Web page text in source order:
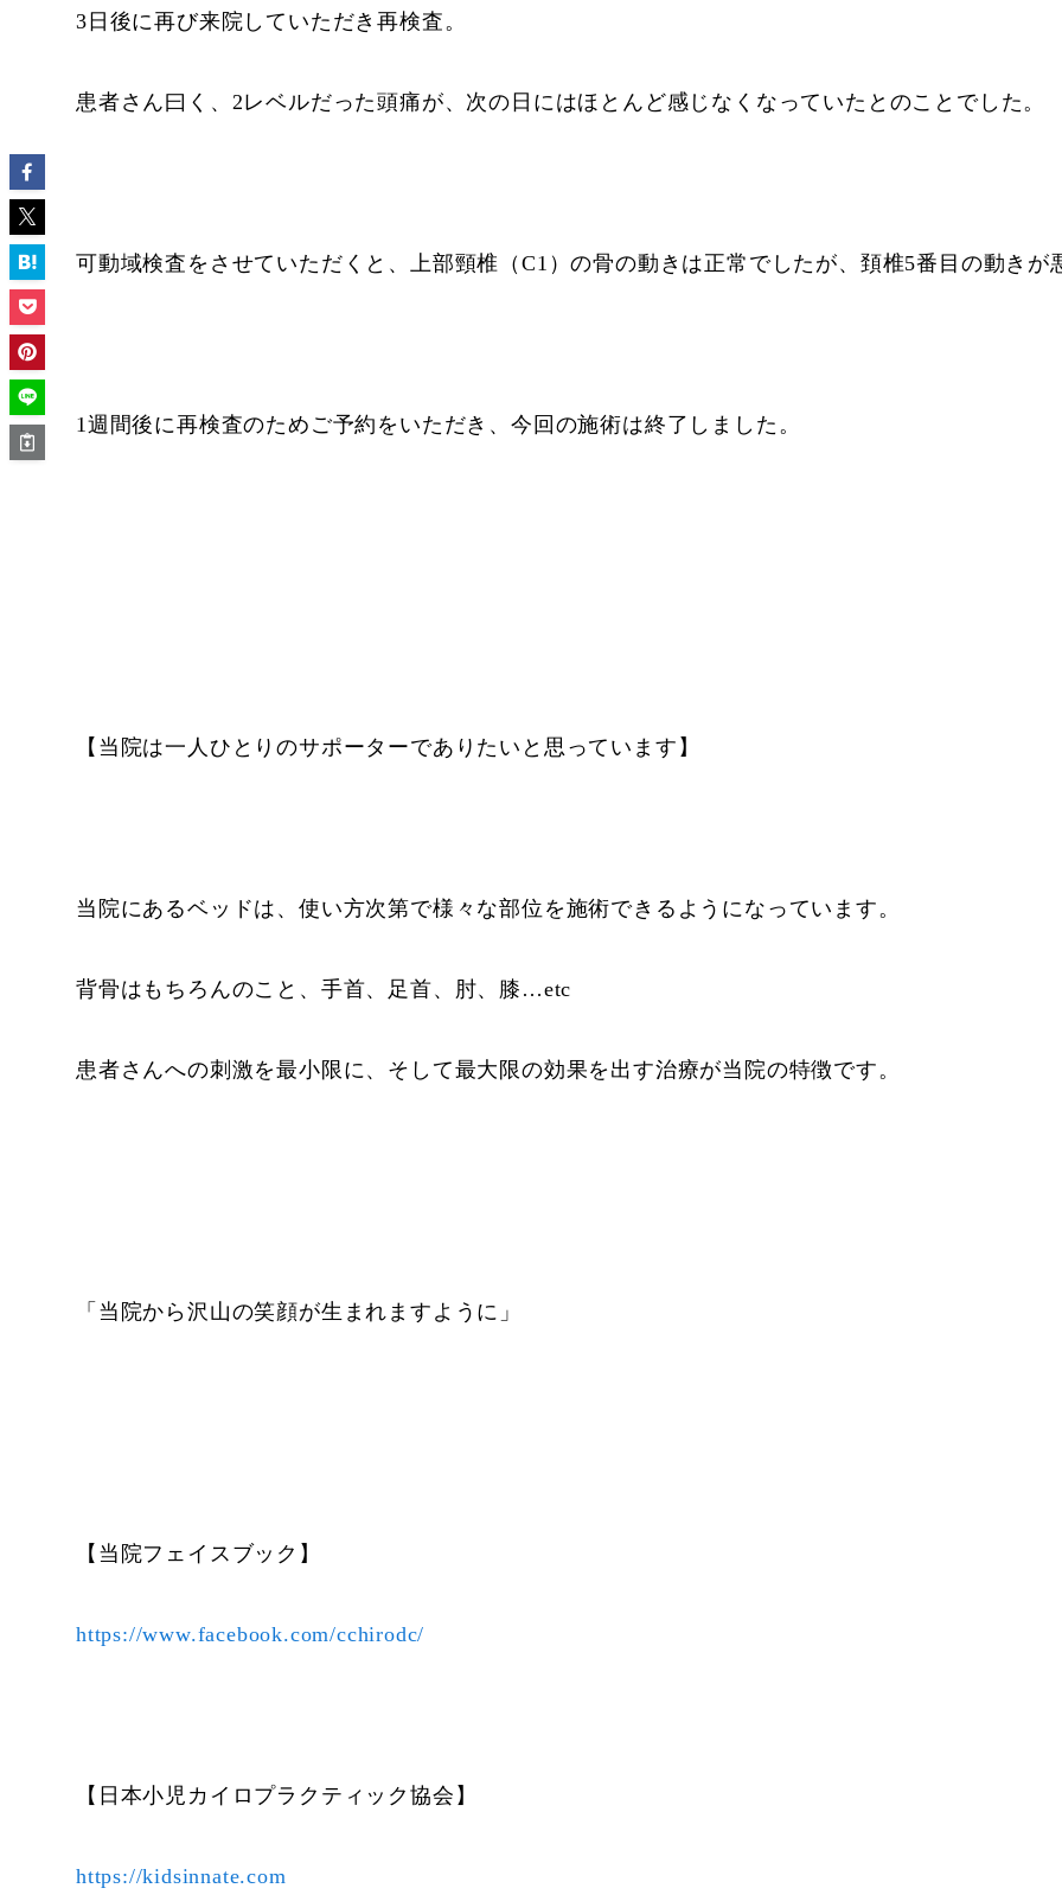
3日後に再び来院していただき再検査。
患者さん曰く、2レベルだった頭痛が、次の日にはほとんど感じなくなっていたとのことでした。
可動域検査をさせていただくと、上部頸椎（C1）の骨の動きは正常でしたが、頚椎5番目の動き
1週間後に再検査のためご予約をいただき、今回の施術は終了しました。
【当院は一人ひとりのサポーターでありたいと思っています】
当院にあるベッドは、使い方次第で様々な部位を施術できるようになっています。
背骨はもちろんのこと、手首、足首、肘、膝…etc
患者さんへの刺激を最小限に、そして最大限の効果を出す治療が当院の特徴です。
「当院から沢山の笑顔が生まれますように」
【当院フェイスブック】
https://www.facebook.com/cchirodc/
【日本小児カイロプラクティック協会】
https://kidsinnate.com